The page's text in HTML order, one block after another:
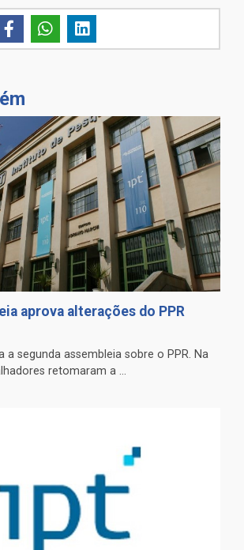
aprova alterações do PPR
a segunda assembleia sobre o PPR. Na
retomaram a ...